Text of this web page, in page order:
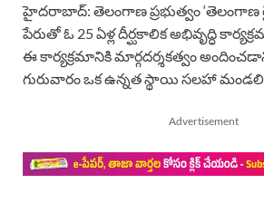
హైదరాబాద్: తెలంగాణ ప్రభుత్వం ‘తెలంగాణ
పేరుతో ఓ 25 ఏళ్ల దీర్ఘకాలిక అభివృద్ధి
ఈ కార్యక్రమానికి మార్గదర్శకత్వం
గురువారం ఒక ఉన్నత స్థాయి సలహా
Advertisement